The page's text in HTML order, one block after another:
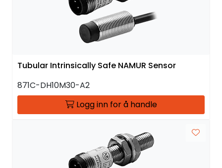
Tubular Intrinsically Safe NAMUR Sensor
871C-DH10M30-A2
Logg inn for å handle